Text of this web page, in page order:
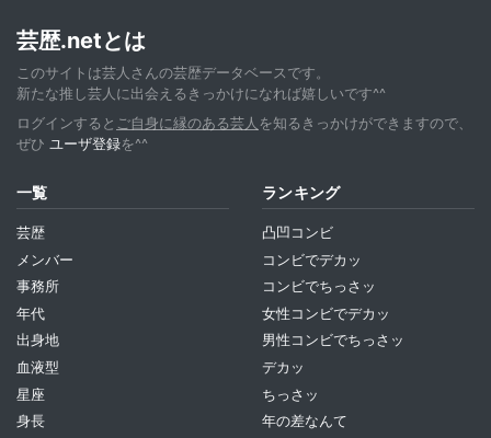
芸歴.netとは
このサイトは芸人さんの芸歴データベースです。
新たな推し芸人に出会えるきっかけになれば嬉しいです^^
ログインすると ご自身に縁のある芸人 を知るきっかけができますので、
ぜひ ユーザ登録を^^
一覧
芸歴
メンバー
事務所
年代
出身地
血液型
星座
身長
ランキング
凸凹コンビ
コンビでデカッ
コンビでちっさッ
女性コンビでデカッ
男性コンビでちっさッ
デカッ
ちっさッ
年の差なんて